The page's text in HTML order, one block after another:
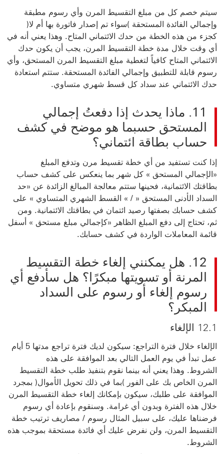
سيتم خصم كل من مبلغ التقسيط المرن وأي رسوم مطبقة
وإجمالي الفائدة المستحقة )سواء تم إصدار فاتورة بها أم لا(
كجزء من هذه الخطة من حدك الائتماني المتاح. وهذا يعني أنه في
أي وقت خلال مدة خطة التقسيط المرن، يجب أن يكون حدك
الائتماني المتاح كافياً لتغطية مبلغ التقسيط المرن المستحق، وأي
رسوم قابلة للتطبيق وإجمالي الفائدة المستحقة. ستتم استعادة
حدك الائتماني عند سداد كل قسط شهري متساوي.
11. ماذا يحدث إذا دفعتُ إجمالي
المستحق حسبما هو موضح في كشف
حساب بطاقة ائتماني؟
إذا كنت تستفيد من أي خطة تقسيط مرن وتدفع المبلغ
«الإجمالي المستحق » كل شهر بما ينعكس على كشف حساب
بطاقتك الائتمانية، فحينها ستتم معالجة المبالغ الزائدة عن «حد
السداد الأدنى المستحق « / » القسط الشهري المتساوي » على
كشف حسابك بصفتها رصيد ائتمان في بطاقتك الائتمانية. ومن
ثم، تحتاج إلى دفع المبلغ الظاهر «كإجمالي مبلغ مستحق » أسفل
قائمة المعاملات الواردة في كشف حسابك.
12. هل يمكنني إلغاء خطة التقسيط
المرنة أو تسويتها مبكرًا؟ هل سأدفع أي
رسوم إلغاء أو رسوم على السداد
المبكر؟
12.1 الإلغاء
الإلغاء خلال فترة التراجع: سيكون لديك فترة تراجع مدتها 5 أيام
عمل تبدأ في يوم العمل التالي بعد الموافقة على هذه
الشروط. وهذا يعني أنه بينما نقوم بتنفيذ طلب خطة التقسيط
المرن الخاص بك على الفور )بما في ذلك تحويل الأموال( بمجرد
الموافقة على طلبك، سيكون بإمكانك إلغاء خطة التقسيط المرن
خلال هذه الفترة وبدون أي غرامة. وسنقوم بإعادة أي رسوم
فرضناها عليك، على سبيل المثال رسوم / مصاريف ترتيب خطة
التقسيط المرن، ولن نفرض عليك أي فائدة مستحقة بموجب هذه
الشروط.